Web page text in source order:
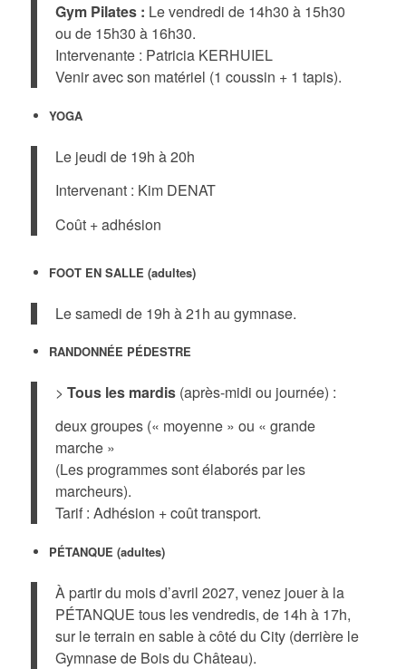
Gym Pilates : Le vendredi de 14h30 à 15h30
ou de 15h30 à 16h30.
Intervenante : Patricia KERHUIEL
Venir avec son matériel (1 coussin + 1 tapis).
YOGA
Le jeudi de 19h à 20h
Intervenant : Kim DENAT
Coût + adhésion
FOOT EN SALLE (adultes)
Le samedi de 19h à 21h au gymnase.
RANDONNÉE PÉDESTRE
> Tous les mardis(après-midi ou journée) :
deux groupes (« moyenne » ou « grande
marche »
(Les programmes sont élaborés par les
marcheurs).
Tarif : Adhésion + coût transport.
PÉTANQUE (adultes)
À partir du mois d’avril 2027, venez jouer à la
PÉTANQUE tous les vendredis, de 14h à 17h,
sur le terrain en sable à côté du City (derrière le
Gymnase de Bois du Château).